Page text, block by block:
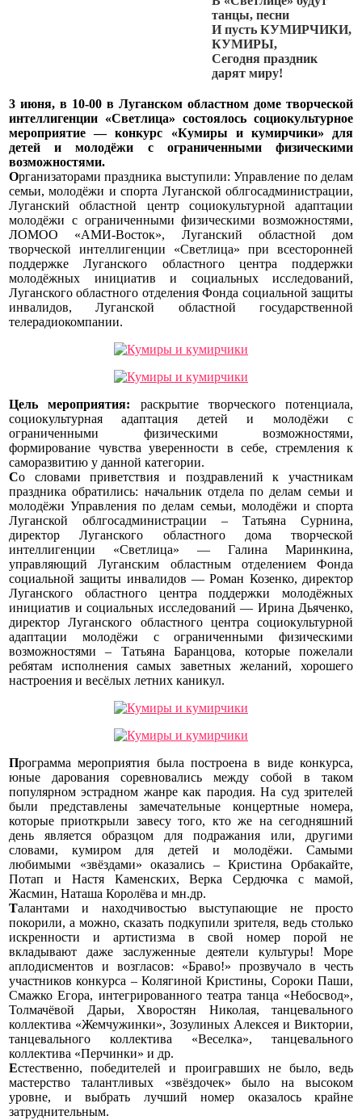
танцы, песни
И пусть КУМИРЧИКИ,
КУМИРЫ,
Сегодня праздник
дарят миру!
3 июня, в 10-00 в Луганском областном доме творческой
интеллигенции «Светлица» состоялось социокультурное
мероприятие — конкурс «Кумиры и кумирчики» для
детей и молодёжи с ограниченными физическими
возможностями.
Организаторами праздника выступили: Управление по делам
семьи, молодёжи и спорта Луганской облгосадминистрации,
Луганский областной центр социокультурной адаптации
молодёжи с ограниченными физическими возможностями,
ЛОМОО «АМИ-Восток», Луганский областной дом
творческой интеллигенции «Светлица» при всесторонней
поддержке Луганского областного центра поддержки
молодёжных инициатив и социальных исследований,
Луганского областного отделения Фонда социальной защиты
инвалидов, Луганской областной государственной
телерадиокомпании.
Цель мероприятия: раскрытие творческого потенциала,
социокультурная адаптация детей и молодёжи с
ограниченными физическими возможностями,
формирование чувства уверенности в себе, стремления к
саморазвитию у данной категории.
Со словами приветствия и поздравлений к участникам
праздника обратились: начальник отдела по делам семьи и
молодёжи Управления по делам семьи, молодёжи и спорта
Луганской облгосадминистрации – Татьяна Сурнина,
директор Луганского областного дома творческой
интеллигенции «Светлица» — Галина Маринкина,
управляющий Луганским областным отделением Фонда
социальной защиты инвалидов — Роман Козенко, директор
Луганского областного центра поддержки молодёжных
инициатив и социальных исследований — Ирина Дьяченко,
директор Луганского областного центра социокультурной
адаптации молодёжи с ограниченными физическими
возможностями – Татьяна Баранцова, которые пожелали
ребятам исполнения самых заветных желаний, хорошего
настроения и весёлых летних каникул.
Программа мероприятия была построена в виде конкурса,
юные дарования соревновались между собой в таком
популярном эстрадном жанре как пародия. На суд зрителей
были представлены замечательные концертные номера,
которые приоткрыли завесу того, кто же на сегодняшний
день является образцом для подражания или, другими
словами, кумиром для детей и молодёжи. Самыми
любимыми «звёздами» оказались – Кристина Орбакайте,
Потап и Настя Каменских, Верка Сердючка с мамой,
Жасмин, Наташа Королёва и мн.др.
Талантами и находчивостью выступающие не просто
покорили, а можно, сказать подкупили зрителя, ведь столько
искренности и артистизма в свой номер порой не
вкладывают даже заслуженные деятели культуры! Море
аплодисментов и возгласов: «Браво!» прозвучало в честь
участников конкурса – Колягиной Кристины, Сороки Паши,
Смажко Егора, интегрированного театра танца «Небосвод»,
Толмачёвой Дарьи, Хворостян Николая, танцевального
коллектива «Жемчужинки», Зозулиных Алексея и Виктории,
танцевального коллектива «Веселка», танцевального
коллектива «Перчинки» и др.
Естественно, победителей и проигравших не было, ведь
мастерство талантливых «звёздочек» было на высоком
уровне, и выбрать лучший номер оказалось крайне
затруднительным.